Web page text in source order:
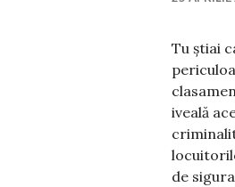
Tu știai
iveală
de